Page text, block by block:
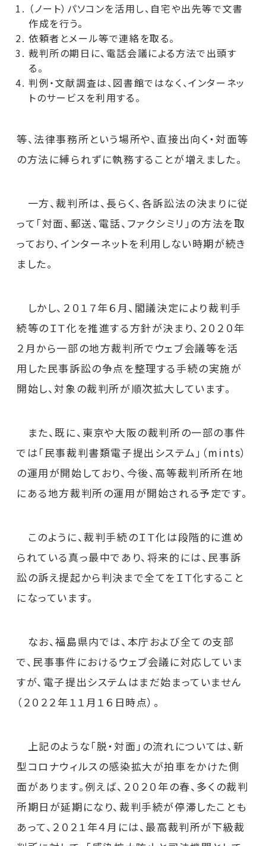
（ノート）パソコンを活用し、自宅や出先等で文書
作成を行う。
依頼者とメール等で連絡を取る。
裁判所の期日に、電話会議による方法で出頭す
る。
判例・文献調査は、図書館ではなく、インターネッ
トのサービスを利用する。
等、法律事務所という場所や、直接出向く・対面等
の方法に縛られずに執務することが増えました。
一方、裁判所は、長らく、各訴訟法の決まりに従
って「対面、郵送、電話、ファクシミリ」の方法を取
っており、インターネットを利用しない時期が続き
ました。
しかし、２０１７年６月、閣議決定により裁判手
続等のＩＴ化を推進する方針が決まり、２０２０年
２月から一部の地方裁判所でウェブ会議等を活
用した民事訴訟の争点を整理する手続の実施が
開始し、対象の裁判所が順次拡大しています。
また、既に、東京や大阪の裁判所の一部の事件
では「民事裁判書類電子提出システム」（mints）
の運用が開始しており、今後、高等裁判所所在地
にある地方裁判所の運用が開始される予定です。
このように、裁判手続のＩＴ化は段階的に進め
られている真っ最中であり、将来的には、民事訴
訟の訴え提起から判決まで全てをＩＴ化すること
になっています。
なお、福島県内では、本庁および全ての支部
で、民事事件におけるウェブ会議に対応していま
すが、電子提出システムはまだ始まっていません
（２０２２年１１月１６日時点）。
上記のような「脱・対面」の流れについては、新
型コロナウィルスの感染拡大が拍車をかけた側
面があります。例えば、２０２０年の春、多くの裁判
所期日が延期になり、裁判手続が停滞したことも
あって、２０２１年４月には、最高裁判所が下級裁